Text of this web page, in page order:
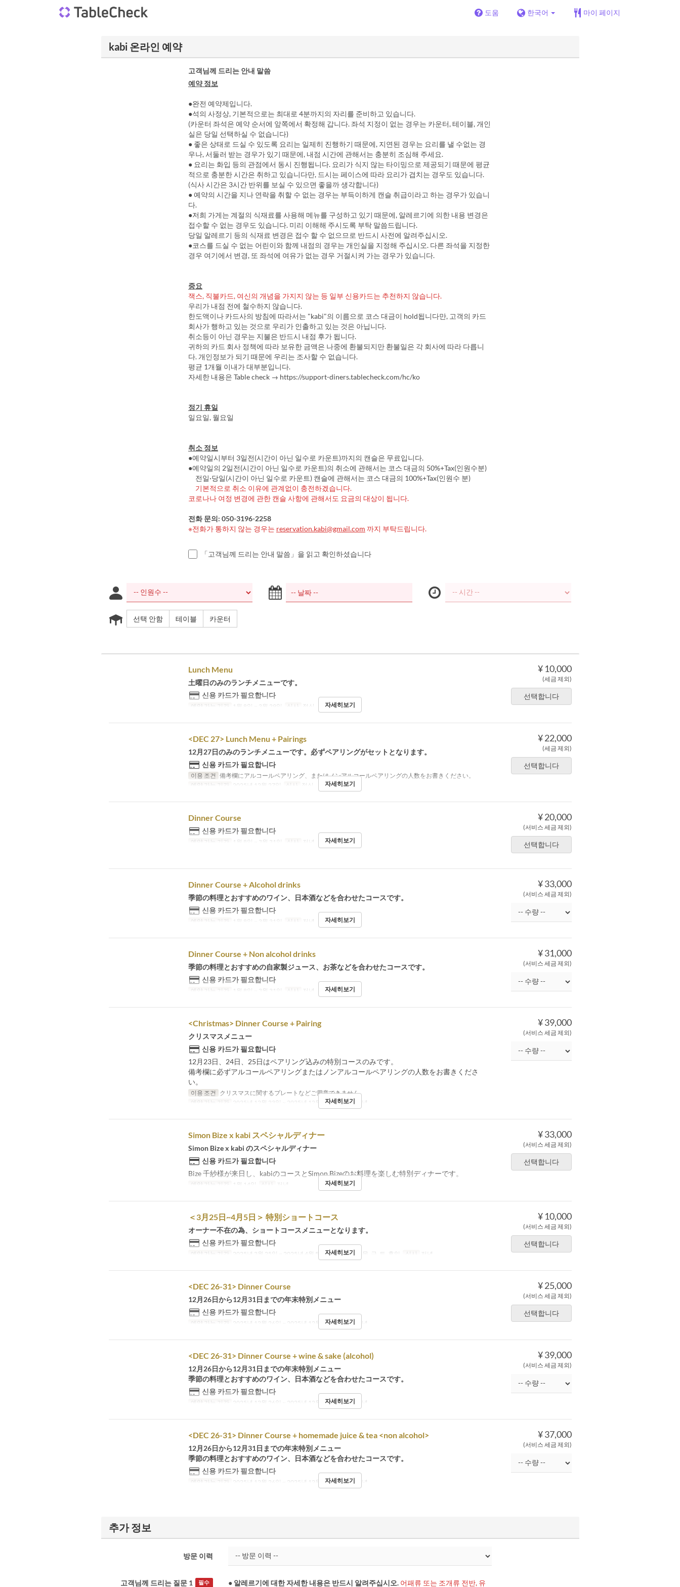
도움 한국어 마이 페이지
kabi 온라인 예약
고객님께 드리는 안내 말씀
예약 정보
●완전 예약제입니다.
●석의 사정상, 기본적으로는 최대로 4분까지의 자리를 준비하고 있습니다.
(카운터 좌석은 예약 순서에 앞쪽에서 확정해 갑니다. 좌석 지정이 없는 경우는 카운터, 테이블, 개인
실은 당일 선택하실 수 없습니다)
● 좋은 상태로 드실 수 있도록 요리는 일제히 진행하기 때문에, 지연된 경우는 요리를 낼 수없는 경
우나, 서둘러 받는 경우가 있기 때문에, 내점 시간에 관해서는 충분히 조심해 주세요.
● 요리는 화입 등의 관점에서 동시 진행됩니다. 요리가 식지 않는 타이밍으로 제공되기 때문에 평균
적으로 충분한 시간은 취하고 있습니다만, 드시는 페이스에 따라 요리가 겹치는 경우도 있습니다.
(식사 시간은 3시간 반위를 보실 수 있으면 좋을까 생각합니다)
● 예약의 시간을 지나 연락을 취할 수 없는 경우는 부득이하게 캔슬 취급이라고 하는 경우가 있습니
다.
●저희 가게는 계절의 식재료를 사용해 메뉴를 구성하고 있기 때문에, 알레르기에 의한 내용 변경은
접수할 수 없는 경우도 있습니다. 미리 이해해 주시도록 부탁 말씀드립니다.
당일 알레르기 등의 식재료 변경은 접수 할 수 없으므로 반드시 사전에 알려주십시오.
●코스를 드실 수 없는 어린이와 함께 내점의 경우는 개인실을 지정해 주십시오. 다른 좌석을 지정한
경우 여기에서 변경, 또 좌석에 여유가 없는 경우 거절시켜 가는 경우가 있습니다.
중요
잭스, 직불카드, 여신의 개념을 가지지 않는 등 일부 신용카드는 추천하지 않습니다.
우리가 내점 전에 철수하지 않습니다.
한도액이나 카드사의 방침에 따라서는 "kabi"의 이름으로 코스 대금이 hold됩니다만, 고객의 카드
회사가 행하고 있는 것으로 우리가 인출하고 있는 것은 아닙니다.
취소등이 아닌 경우는 지불은 반드시 내점 후가 됩니다.
귀하의 카드 회사 정책에 따라 보유한 금액은 나중에 환불되지만 환불일은 각 회사에 따라 다릅니
다. 개인정보가 되기 때문에 우리는 조사할 수 없습니다.
평균 1개월 이내가 대부분입니다.
자세한 내용은 Table check → https://support-diners.tablecheck.com/hc/ko
정기 휴일
일요일, 월요일
취소 정보
●예약일시부터 3일전(시간이 아닌 일수로 카운트)까지의 캔슬은 무료입니다.
●예약일의 2일전(시간이 아닌 일수로 카운트)의 취소에 관해서는 코스 대금의 50%+Tax(인원수분)
전일·당일(시간이 아닌 일수로 카운트) 캔슬에 관해서는 코스 대금의 100%+Tax(인원수 분)
기본적으로 취소 이유에 관계없이 충전하겠습니다.
코로나나 여정 변경에 관한 캔슬 사항에 관해서도 요금의 대상이 됩니다.
전화 문의: 050-3196-2258
※전화가 통하지 않는 경우는 reservation.kabi@gmail.com 까지 부탁드립니다.
「고객님께 드리는 안내 말씀」을 읽고 확인하셨습니다
선택 안함 테이블 카운터
¥ 10,000
(세금 제외)
선택합니다
Lunch Menu
土曜日のみのランチメニューです。
신용 카드가 필요합니다
예약 가능 기간 1월 8일 ~ 3월 29일 식사 점심 자세히보기
¥ 22,000
(세금 제외)
선택합니다
<DEC 27> Lunch Menu + Pairings
12月27日のみのランチメニューです。必ずペアリングがセットとなります。
신용 카드가 필요합니다
이용 조건 備考欄にアルコールペアリング、またはノンアルコールペアリングの人数をお書きください。
예약 가능 기간
2025년 12월 27일 식사 점심 자세히보기
¥ 20,000
(서비스 세금 제외)
선택합니다
Dinner Course
신용 카드가 필요합니다
예약 가능 기간 1월 8일 ~ 3월 31일 식사 저녁 자세히보기
¥ 33,000
(서비스 세금 제외)
Dinner Course + Alcohol drinks
季節の料理とおすすめのワイン、日本酒などを合わせたコースです。
신용 카드가 필요합니다
예약 가능 기간 1월 8일 ~ 3월 31일 식사 저녁 자세히보기
¥ 31,000
(서비스 세금 제외)
Dinner Course + Non alcohol drinks
季節の料理とおすすめの自家製ジュース、お茶などを合わせたコースです。
신용 카드가 필요합니다
예약 가능 기간 1월 8일 ~ 3월 31일 식사 저녁 자세히보기
¥ 39,000
(서비스 세금 제외)
<Christmas> Dinner Course + Pairing
クリスマスメニュー
신용 카드가 필요합니다
12月23日、24日、25日はペアリング込みの特別コースのみです。
備考欄に必ずアルコールペアリングまたはノンアルコールペアリングの人数をお書きくださ
い。
이용 조건 クリスマスに関するプレートなどご用意できません。
예약 가능 기간
2025년 12월 23일 ~ 2025년 12월 25일 식사 저녁
자세히보기
¥ 33,000
(서비스 세금 제외)
선택합니다
Simon Bize x kabi スペシャルディナー
Simon Bize x kabi のスペシャルディナー
신용 카드가 필요합니다
Bize 千紗様が来日し、kabiのコースとSimon Bizeのお料理を楽しむ特別ディナーです。
예약 가능 기간 1월 14일 식사 저녁 자세히보기
¥ 10,000
(서비스 세금 제외)
선택합니다
＜3月25日~4月5日＞ 特別ショートコース
オーナー不在の為、ショートコースメニューとなります。
신용 카드가 필요합니다
예약 가능 기간 2025년 3월 25일 ~ 2025년 4월 5일 요일 화, 수, 목, 금, 토, 휴일 식사 저녁
자세히보기
¥ 25,000
(서비스 세금 제외)
선택합니다
<DEC 26-31> Dinner Course
12月26日から12月31日までの年末特別メニュー
신용 카드가 필요합니다
예약 가능 기간 2025년 12월 26일 ~ 2025년 12월 31일 식사 저녁
자세히보기
¥ 39,000
(서비스 세금 제외)
<DEC 26-31> Dinner Course + wine & sake (alcohol)
12月26日から12月31日までの年末特別メニュー
季節の料理とおすすめのワイン、日本酒などを合わせたコースです。
신용 카드가 필요합니다
예약 가능 기간 2025년 12월 26일 ~ 2025년 12월 31일 식사 저녁
자세히보기
¥ 37,000
(서비스 세금 제외)
<DEC 26-31> Dinner Course + homemade juice & tea <non alcohol>
12月26日から12月31日までの年末特別メニュー
季節の料理とおすすめのワイン、日本酒などを合わせたコースです。
신용 카드가 필요합니다
예약 가능 기간 2025년 12월 26일 ~ 2025년 12월 31일 식사 저녁
자세히보기
추가 정보
방문 이력
고객님께 드리는 질문 1 필수 ● 알레르기에 대한 자세한 내용은 반드시 알려주십시오.어패류 또는 조개류 전반, 유